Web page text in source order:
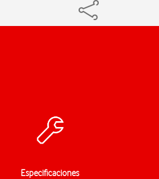
Especificaciones